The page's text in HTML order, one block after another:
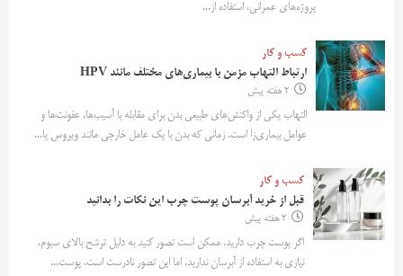
پروژه‌های عمرانی، استفاده از...
کسب و کار
ارتباط التهاب مزمن با بیماری‌های مختلف مانند HPV
2 هفته پیش
التهاب یکی از واکنش‌های طبیعی بدن برای مقابله با آسیب‌ها، عفونت‌ها و
عوامل بیماری‌زا است. زمانی که بدن با یک عامل خارجی مانند ویروس یا...
کسب و کار
قبل از خرید آبرسان پوست چرب این نکات را بدانید
2 هفته پیش
اگر پوست چرب دارید، ممکن است تصور کنید به دلیل ترشح بالای سبوم،
نیازی به استفاده از آبرسان ندارید. اما این تصور نادرست است. پوست...